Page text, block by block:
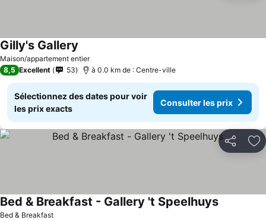
Maison/appartement entier
Gilly's Gallery
8,5 Excellent 53 à 0.0 km de : Centre-ville
Sélectionnez des dates pour voir
les prix exacts
Consulter les prix
Partager
Bed & Breakfast
Bed & Breakfast - Gallery 't Speelhuys